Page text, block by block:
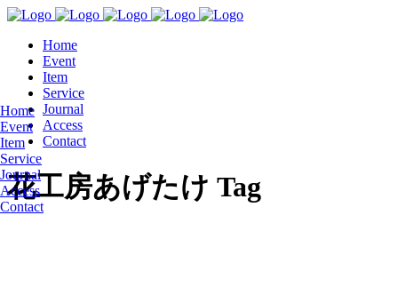
Home
Event
Item
Service
Journal
Access
Contact
Home
Event
Item
Service
Journal
Access
Contact
花工房あげたけ Tag